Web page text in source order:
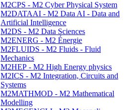
M2CPS - M2 Cyber Physical System
M2DATAAI - M2 Data AI - Data and
Artificial Intelligence
M2DS - M2 Data Sciences
M2ENERG - M2 Énergie
M2FLUIDS - M2 Fluids - Fluid
Mechanics
M2HEP - M2 High Energy physics
M2ICS - M2 Integration, Circuits and
Systems
M2MATHMOD - M2 Mathematical
Modelling